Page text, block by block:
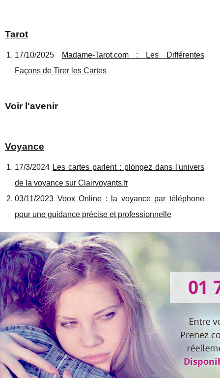
Tarot
17/10/2025
Madame-Tarot.com : Les Différentes
Façons de Tirer les Cartes
Voir l'avenir
Voyance
17/3/2024 Les cartes parlent : plongez dans l'univers
de la voyance sur Clairvoyants.fr
03/11/2023 Voox Online : la voyance par téléphone
pour une guidance précise et professionnelle